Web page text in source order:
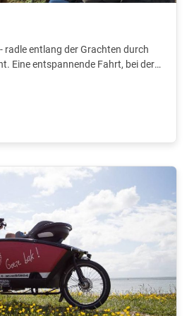
radle entlang der Grachten durch
Eine entspannende Fahrt, bei der